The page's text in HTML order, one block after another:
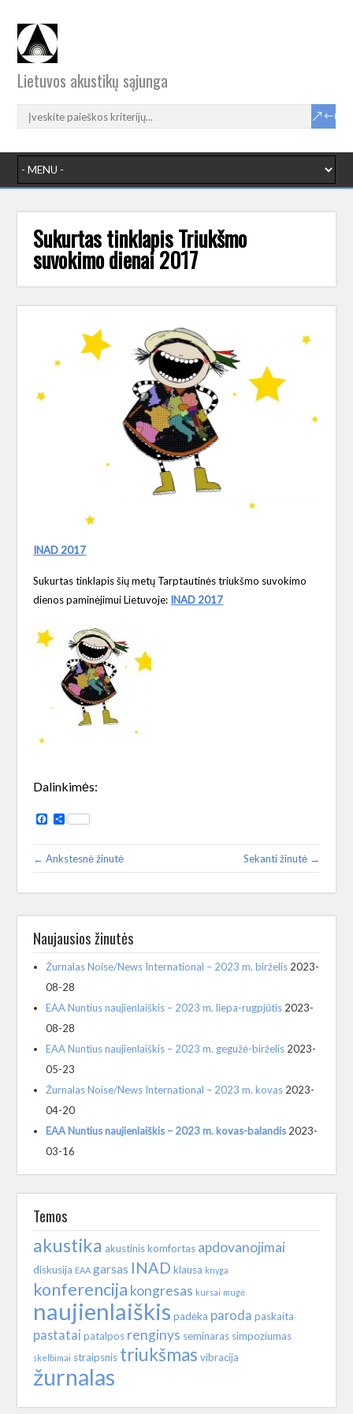
Lietuvos akustikų sąjunga
Sukurtas tinklapis Triukšmo
suvokimo dienai 2017
INAD 2017
Sukurtas tinklapis šių metų Tarptautinės triukšmo suvokimo
dienos paminėjimui Lietuvoje: INAD 2017
Dalinkimės:
Facebook
Share
← Ankstesnė žinutė Sekanti žinutė →
Naujausios žinutės
Žurnalas Noise/News International – 2023 m. birželis 2023-
08-28
EAA Nuntius naujienlaiškis – 2023 m. liepa-rugpjūtis 2023-
08-28
EAA Nuntius naujienlaiškis – 2023 m. gegužė-birželis 2023-
05-23
Žurnalas Noise/News International – 2023 m. kovas 2023-
04-20
EAA Nuntius naujienlaiškis – 2023 m. kovas-balandis 2023-
03-16
Temos
akustika akustinis komfortas apdovanojimai
diskusija EAA garsas INAD klausa knyga
konferencija kongresas kursai mugė
naujienlaiškis padėka paroda paskaita
pastatai patalpos renginys seminaras simpoziumas
skelbimai straipsnis triukšmas vibracija
žurnalas